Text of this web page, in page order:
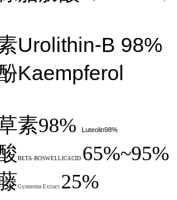
Urolithin-B 98%
Kaempferol
素98% Luteolin98%
BETA-BOSWELLICACID 65%~95%
Gymnema Extract 25%